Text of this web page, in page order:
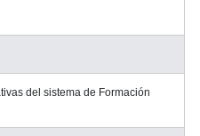
del sistema de Formación